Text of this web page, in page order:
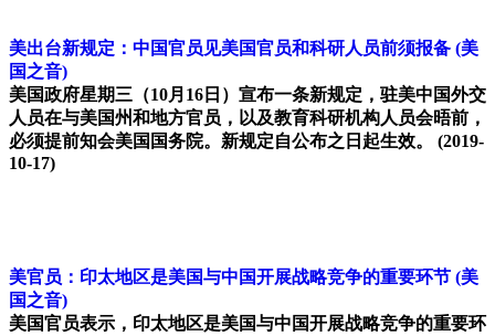
美出台新规定：中国官员见美国官员和科研人员前须报备 (美
国之音)
美国政府星期三（10月16日）宣布一条新规定，驻美中国外交
人员在与美国州和地方官员，以及教育科研机构人员会晤前，
必须提前知会美国国务院。新规定自公布之日起生效。
(2019-
10-17)
美官员：印太地区是美国与中国开展战略竞争的重要环节 (美
国之音)
美国官员表示，印太地区是美国与中国开展战略竞争的重要环